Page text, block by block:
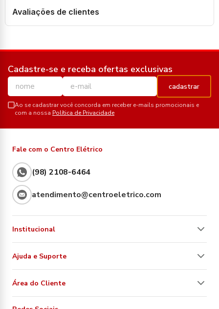
Avaliações de clientes
Cadastre-se e receba ofertas exclusivas
cadastrar
Ao se cadastrar você concorda em receber e-mails promocionais e
com a nossa Política de Privacidade
Fale com o Centro Elétrico
(98) 2108-6464
atendimento@centroeletrico.com
Institucional
Ajuda e Suporte
Área do Cliente